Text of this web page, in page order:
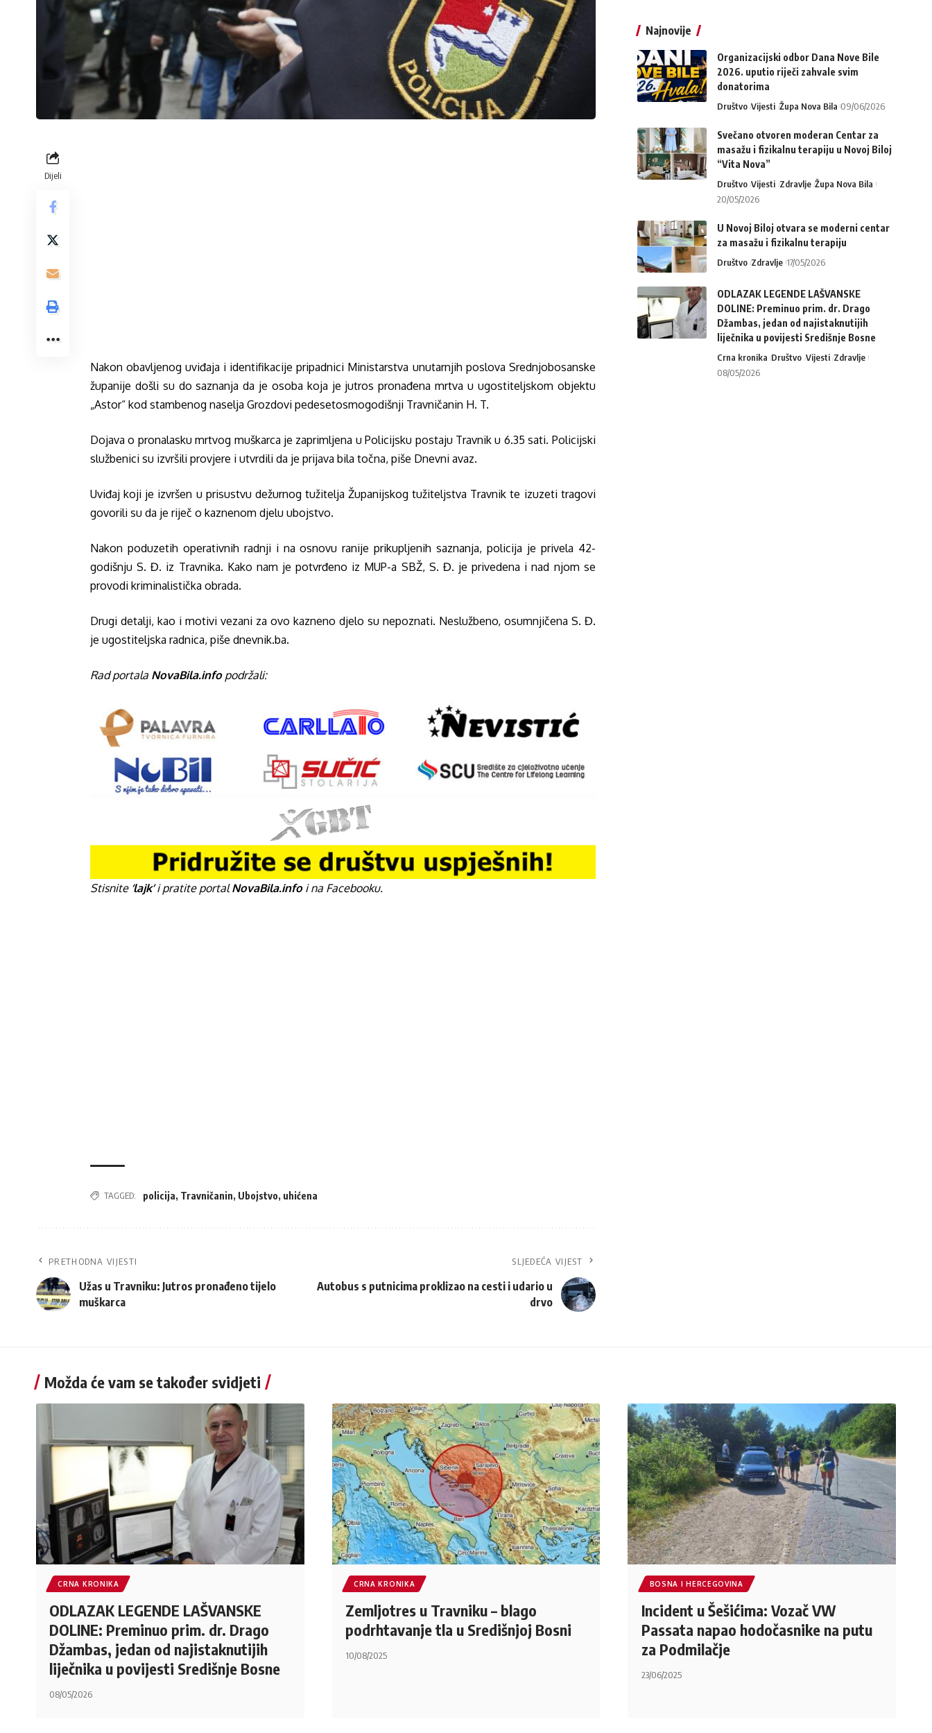
Dijeli
Nakon obavljenog uviđaja i identifikacije pripadnici Ministarstva unutarnjih poslova Srednjobosanske
županije došli su do saznanja da je osoba koja je jutros pronađena mrtva u ugostiteljskom objektu
„Astor“ kod stambenog naselja Grozdovi pedesetosmogodišnji Travničanin H. T.
Dojava o pronalasku mrtvog muškarca je zaprimljena u Policijsku postaju Travnik u 6.35 sati. Policijski
službenici su izvršili provjere i utvrdili da je prijava bila točna, piše Dnevni avaz.
Uviđaj koji je izvršen u prisustvu dežurnog tužitelja Županijskog tužiteljstva Travnik te izuzeti tragovi
govorili su da je riječ o kaznenom djelu ubojstvo.
Nakon poduzetih operativnih radnji i na osnovu ranije prikupljenih saznanja, policija je privela 42-
godišnju S. Đ. iz Travnika. Kako nam je potvrđeno iz MUP-a SBŽ, S. Đ. je privedena i nad njom se
provodi kriminalistička obrada.
Drugi detalji, kao i motivi vezani za ovo kazneno djelo su nepoznati. Neslužbeno, osumnjičena S. Đ.
je ugostiteljska radnica, piše dnevnik.ba.
Rad portala NovaBila.info podržali:
Stisnite ‘lajk’i pratite portalNovaBila.infoi na Facebooku.
TAGGED: policija, Travničanin, Ubojstvo, uhićena
PRETHODNA VIJESTI
Užas u Travniku: Jutros pronađeno tijelo
muškarca
SLJEDEĆA VIJEST
Autobus s putnicima proklizao na cesti i udario u
drvo
Najnovije
Organizacijski odbor Dana Nove Bile
2026. uputio riječi zahvale svim
donatorima
Društvo Vijesti Župa Nova Bila 09/06/2026
Svečano otvoren moderan Centar za
masažu i fizikalnu terapiju u Novoj Biloj
“Vita Nova”
Društvo Vijesti Zdravlje Župa Nova Bila
20/05/2026
U Novoj Biloj otvara se moderni centar
za masažu i fizikalnu terapiju
Društvo Zdravlje 17/05/2026
ODLAZAK LEGENDE LAŠVANSKE
DOLINE: Preminuo prim. dr. Drago
Džambas, jedan od najistaknutijih
liječnika u povijesti Središnje Bosne
Crna kronika Društvo Vijesti Zdravlje
08/05/2026
Možda će vam se također svidjeti
CRNA KRONIKA
ODLAZAK LEGENDE LAŠVANSKE
DOLINE: Preminuo prim. dr. Drago
Džambas, jedan od najistaknutijih
liječnika u povijesti Središnje Bosne
08/05/2026
CRNA KRONIKA
Zemljotres u Travniku – blago
podrhtavanje tla u Središnjoj Bosni
10/08/2025
BOSNA I HERCEGOVINA
Incident u Šešićima: Vozač VW
Passata napao hodočasnike na putu
za Podmilačje
23/06/2025